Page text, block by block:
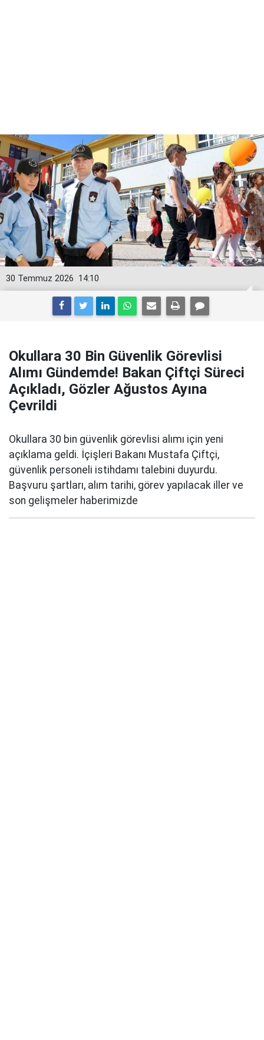
14:10
30 Temmuz 2026
Okullara 30 Bin Güvenlik Görevlisi
Alımı Gündemde! Bakan Çiftçi Süreci
Açıkladı, Gözler Ağustos Ayına
Çevrildi
Okullara 30 bin güvenlik görevlisi alımı için yeni
açıklama geldi. İçişleri Bakanı Mustafa Çiftçi,
güvenlik personeli istihdamı talebini duyurdu.
Başvuru şartları, alım tarihi, görev yapılacak iller ve
son gelişmeler haberimizde